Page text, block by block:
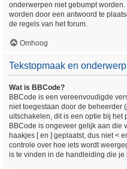
onderwerpen niet gebumpt
worden door een antwoord te
de regels van het forum.
Omhoog
Tekstopmaak en
Wat is BBCode?
BBCode is een vereenvoudigde
niet toegestaan door de beheerder
uitschakelen, dit is een optie bij het
BBCode is ongeveer gelijk aan die
haakjes [ en ] geplaatst, dus niet <
controle over hoe iets wordt
is te vinden in de handleiding die